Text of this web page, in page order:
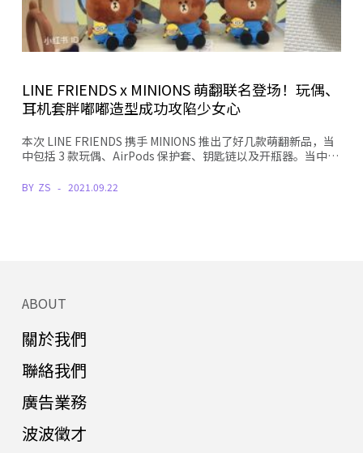
LINE FRIENDS x MINIONS 萌翻联名登场！玩偶、
耳机套胖嘟嘟造型成功攻陷少女心
本次 LINE FRIENDS 携手 MINIONS 推出了好几款萌翻新品，当
中包括 3 款玩偶、AirPods 保护套、钥匙链以及开瓶器。当中…
BY ZS 2021.09.22
ABOUT
關於我們
聯絡我們
廣告業務
波波徵才